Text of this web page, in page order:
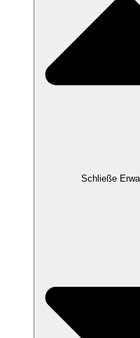
Schließe